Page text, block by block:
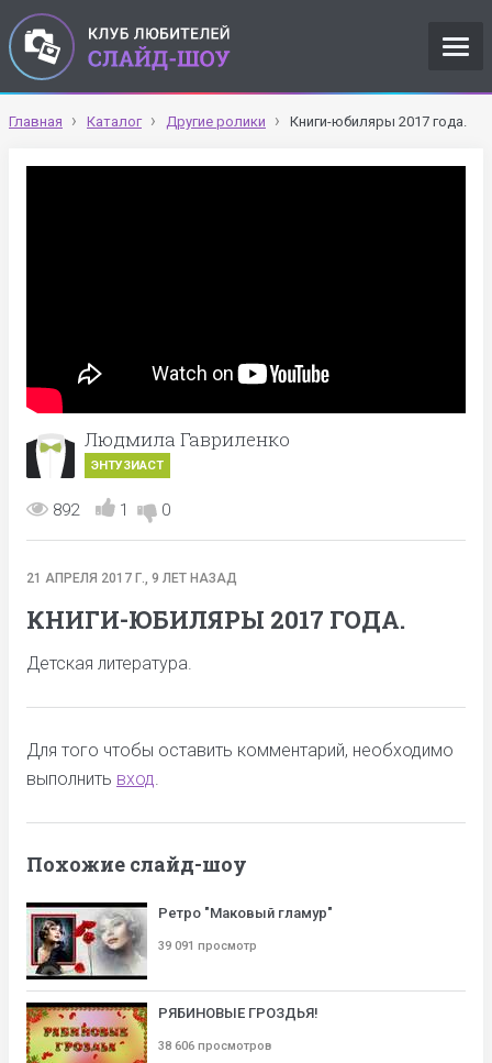
Главная Каталог Другие ролики Книги-юбиляры 2017 года.
Людмила Гавриленко
ЭНТУЗИАСТ
892 1 0
21 АПРЕЛЯ 2017 Г., 9 ЛЕТ НАЗАД
КНИГИ-ЮБИЛЯРЫ 2017 ГОДА.
Детская литература.
Для того чтобы оставить комментарий, необходимо
выполнить вход.
Похожие слайд-шоу
Ретро "Маковый гламур"
39 091 просмотр
РЯБИНОВЫЕ ГРОЗДЬЯ!
38 606 просмотров